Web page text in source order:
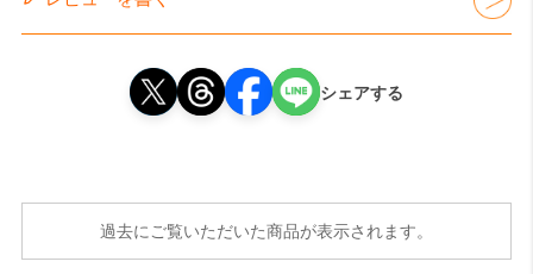
シェアする
過去にご覧いただいた商品が表示されます。